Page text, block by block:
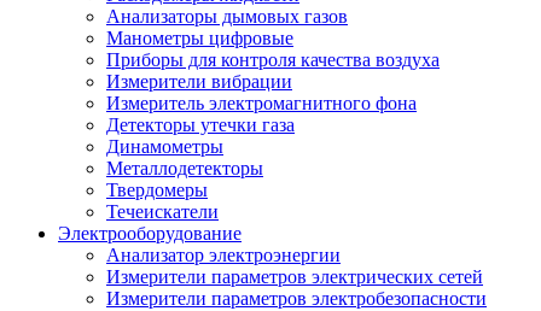
Анализаторы дымовых газов
Манометры цифровые
Приборы для контроля качества воздуха
Измерители вибрации
Измеритель электромагнитного фона
Детекторы утечки газа
Динамометры
Металлодетекторы
Твердомеры
Течеискатели
Электрооборудование
Анализатор электроэнергии
Измерители параметров электрических сетей
Измерители параметров электробезопасности